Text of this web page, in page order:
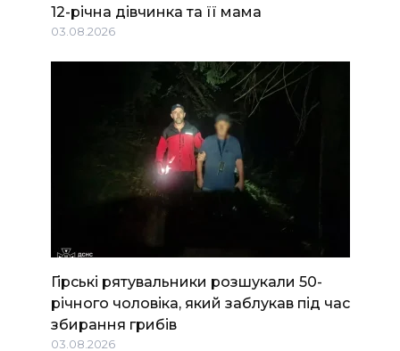
12-річна дівчинка та її мама
03.08.2026
Гірські рятувальники розшукали 50-
річного чоловіка, який заблукав під час
збирання грибів
03.08.2026